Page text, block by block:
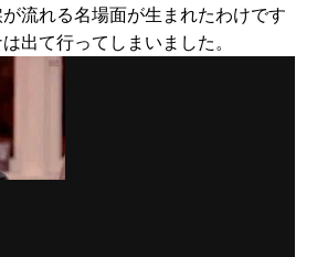
流れる名場面が生まれたわけです
出て行ってしまいました。